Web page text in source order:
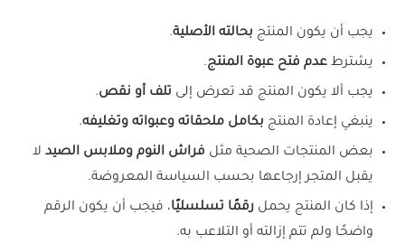
يجب أن يكون المنتج بحالته الأصلية.
يشترط عدم فتح عبوة المنتج.
يجب ألا يكون المنتج قد تعرض إلى تلف أو نقص.
ينبغي إعادة المنتج بكامل ملحقاته وعبواته وتغليفه.
بعض المنتجات الصحية مثل فراش النوم وملابس الصيد لا
يقبل المتجر إرجاعها بحسب السياسة المعروضة.
إذا كان المنتج يحمل رقمًا تسلسليًا، فيجب أن يكون الرقم
واضحًا ولم تتم إزالته أو التلاعب به.